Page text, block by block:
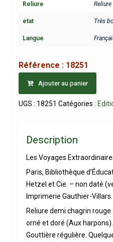
Reliure Reliure
etat Très
Langue
Référence : 18251
Ajouter au panier
UGS : 18251 Catégories :
Description
Les Voyages
Paris, Bibliothèque
Hetzel et Cie. – non daté
Imprimerie Gauthier-Villars.
Reliure demi chagrin rouge
orné et doré (Aux
Gouttière régulière.